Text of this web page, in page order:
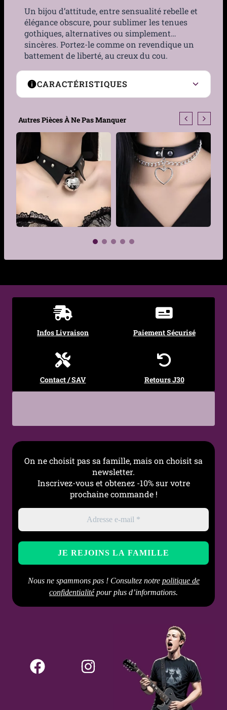
Un bijou d’attitude, entre sensualité rebelle et
élégance obscure, pour sublimer les tenues
gothiques, alternatives ou simplement…
sincères. Portez-le comme on revendique un
battement de liberté, au creux du cou.
CARACTÉRISTIQUES
Matière
Couleur Noir
Taille
Longueur 45 cm (pour
tour de cou de 34 à 42 cm)
Type de fermeture Boucle à ardillon
Genre Femme
Autres Pièces À Ne Pas Manquer
Infos Livraison Paiement Sécurisé
Contact / SAV Retours J30
On ne choisit pas sa famille, mais on choisit sa
newsletter.
Inscrivez-vous et obtenez -10% sur votre
prochaine commande !
Nous ne spammons pas ! Consultez notre politique de
confidentialitépour plus d’informations.